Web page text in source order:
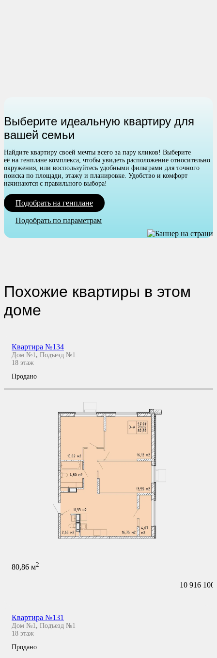
Выберите идеальную квартиру для
вашей семьи
Найдите квартиру своей мечты всего за пару кликов! Выберите
её на генплане комплекса, чтобы увидеть расположение относительно
окружения, или воспользуйтесь удобными фильтрами для точного
поиска по площади, этажу и планировке. Удобство и комфорт
начинаются с правильного выбора!
Подобрать на генплане
Подобрать по параметрам
Похожие квартиры в этом
доме
Квартира №134
Дом №1, Подъезд №1
18 этаж
Продано
80,86 м2
10 916 100
Квартира №131
Дом №1 , Подъезд №1
18 этаж
Продано